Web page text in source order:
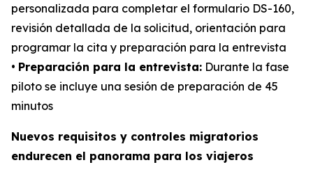
personalizada para completar el formulario DS-160,
revisión detallada de la solicitud, orientación para
programar la cita y preparación para la entrevista
• Preparación para la entrevista: Durante la fase
piloto se incluye una sesión de preparación de 45
minutos
Nuevos requisitos y controles migratorios
endurecen el panorama para los viajeros